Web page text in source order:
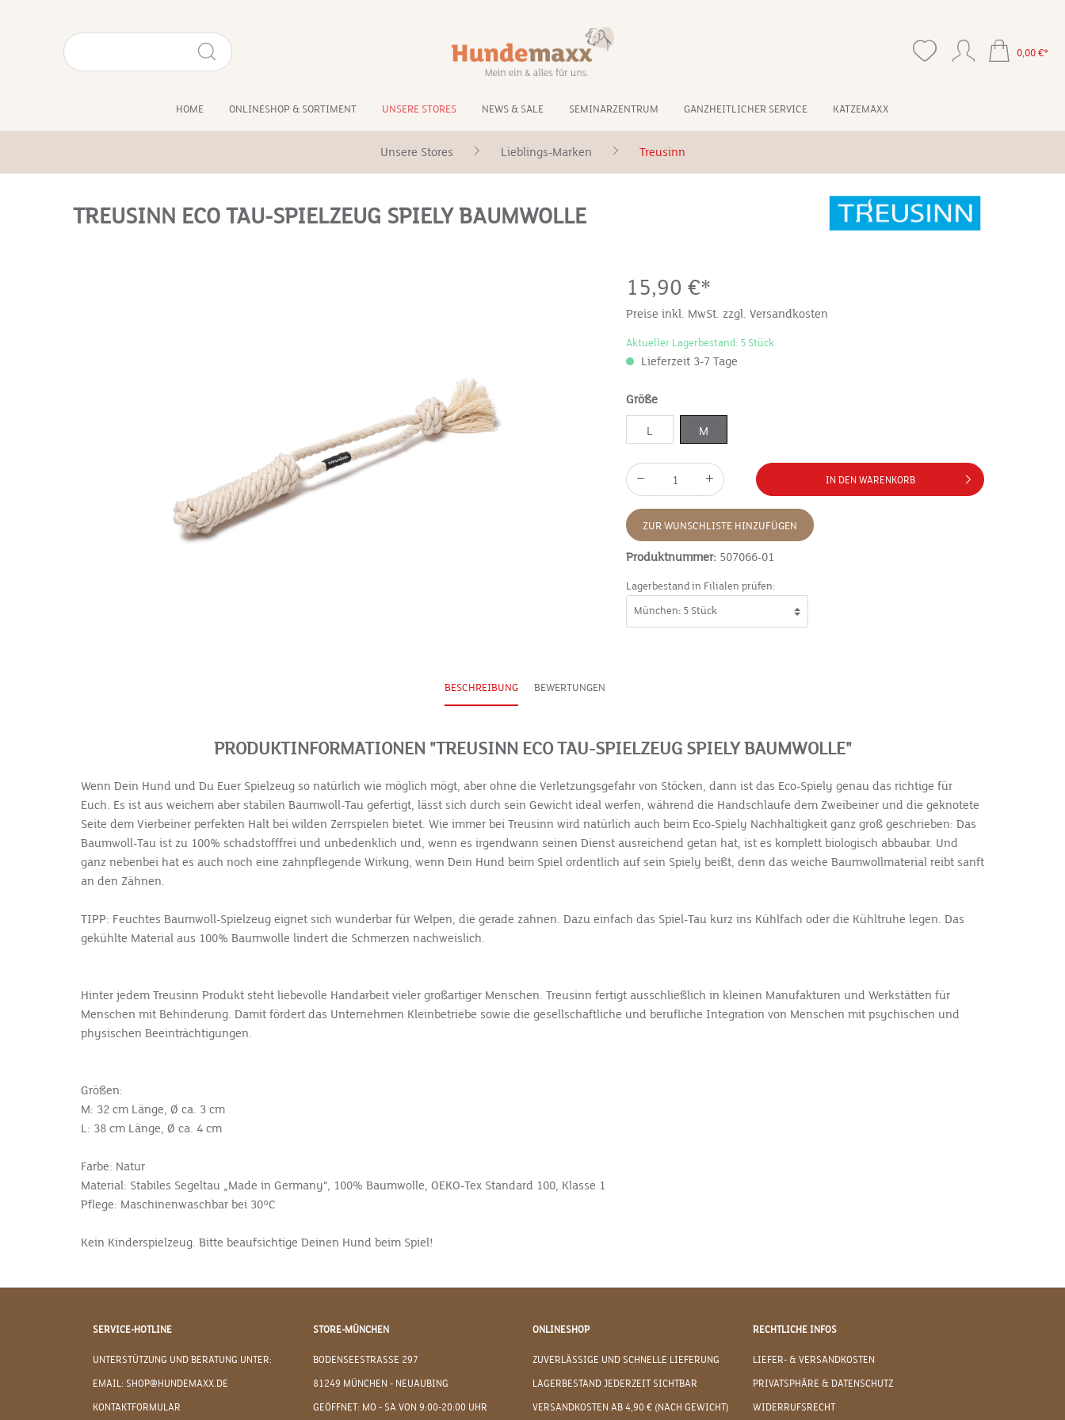
0,00 €*
HOME ONLINESHOP & SORTIMENT UNSERE STORES NEWS & SALE SEMINARZENTRUM GANZHEITLICHER SERVICE KATZEMAXX
Unsere Stores Lieblings-Marken Treusinn
TREUSINN ECO TAU-SPIELZEUG SPIELY BAUMWOLLE
15,90 €*
Preise inkl. MwSt. zzgl. Versandkosten
Aktueller Lagerbestand: 5 Stück
Lieferzeit 3-7 Tage
Größe
L M
IN DEN WARENKORB
ZUR WUNSCHLISTE HINZUFÜGEN
Produktnummer: 507066-01
Lagerbestand in Filialen prüfen:
BESCHREIBUNG BEWERTUNGEN
PRODUKTINFORMATIONEN "TREUSINN ECO TAU-SPIELZEUG SPIELY BAUMWOLLE"
Wenn Dein Hund und Du Euer Spielzeug so natürlich wie möglich mögt, aber ohne die Verletzungsgefahr von Stöcken, dann ist das Eco-Spiely genau das richtige für
Euch. Es ist aus weichem aber stabilen Baumwoll-Tau gefertigt, lässt sich durch sein Gewicht ideal werfen, während die Handschlaufe dem Zweibeiner und die geknotete
Seite dem Vierbeiner perfekten Halt bei wilden Zerrspielen bietet. Wie immer bei Treusinn wird natürlich auch beim Eco-Spiely Nachhaltigkeit ganz groß geschrieben: Das
Baumwoll-Tau ist zu 100% schadstofffrei und unbedenklich und, wenn es irgendwann seinen Dienst ausreichend getan hat, ist es komplett biologisch abbaubar. Und
ganz nebenbei hat es auch noch eine zahnpflegende Wirkung, wenn Dein Hund beim Spiel ordentlich auf sein Spiely beißt, denn das weiche Baumwollmaterial reibt sanft
an den Zähnen.
TIPP: Feuchtes Baumwoll-Spielzeug eignet sich wunderbar für Welpen, die gerade zahnen. Dazu einfach das Spiel-Tau kurz ins Kühlfach oder die Kühltruhe legen. Das
gekühlte Material aus 100% Baumwolle lindert die Schmerzen nachweislich.
Hinter jedem Treusinn Produkt steht liebevolle Handarbeit vieler großartiger Menschen. Treusinn fertigt ausschließlich in kleinen Manufakturen und Werkstätten für
Menschen mit Behinderung. Damit fördert das Unternehmen Kleinbetriebe sowie die gesellschaftliche und berufliche Integration von Menschen mit psychischen und
physischen Beeinträchtigungen.
Größen:
M: 32 cm Länge, Ø ca. 3 cm
L: 38 cm Länge, Ø ca. 4 cm
Farbe: Natur
Material: Stabiles Segeltau „Made in Germany“, 100% Baumwolle, OEKO-Tex Standard 100, Klasse 1
Pflege: Maschinenwaschbar bei 30°C
Kein Kinderspielzeug. Bitte beaufsichtige Deinen Hund beim Spiel!
SERVICE-HOTLINE
UNTERSTÜTZUNG UND BERATUNG UNTER:
EMAIL: SHOP@HUNDEMAXX.DE
KONTAKTFORMULAR
STORE-MÜNCHEN
BODENSEESTRASSE 297
81249 MÜNCHEN - NEUAUBING
GEÖFFNET: MO - SA VON 9:00-20:00 UHR
ONLINESHOP
ZUVERLÄSSIGE UND SCHNELLE LIEFERUNG
LAGERBESTAND JEDERZEIT SICHTBAR
VERSANDKOSTEN AB 4,90 € (NACH GEWICHT)
RECHTLICHE INFOS
LIEFER- & VERSANDKOSTEN
PRIVATSPHÄRE & DATENSCHUTZ
WIDERRUFSRECHT